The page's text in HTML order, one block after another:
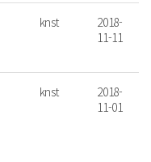
knst
2018-
11-11
knst
2018-
11-01